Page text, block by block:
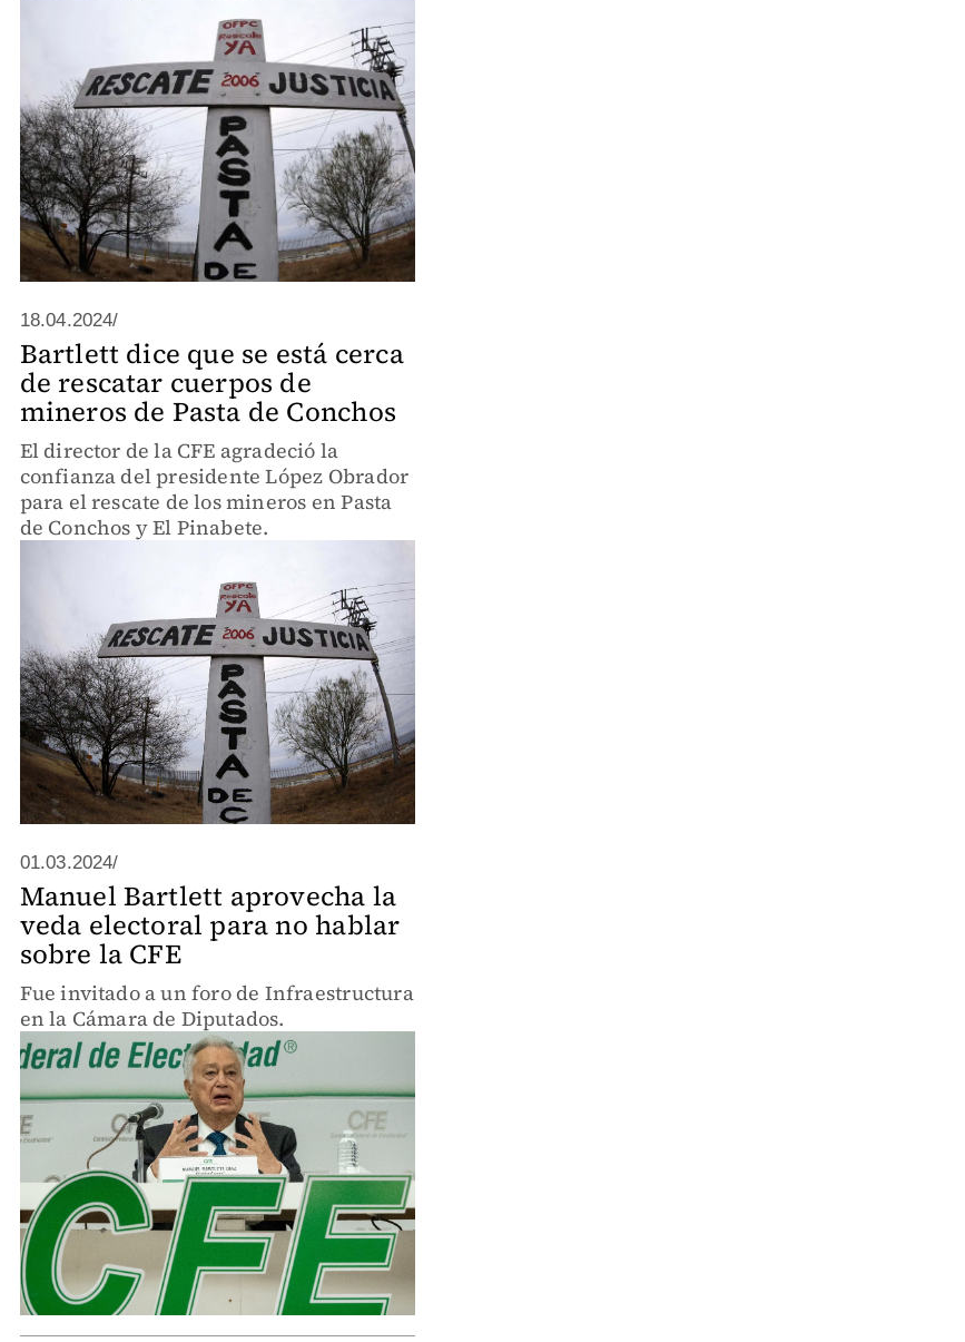
18.04.2024/
Bartlett dice que se está cerca
de rescatar cuerpos de
mineros de Pasta de Conchos
El director de la CFE agradeció la
confianza del presidente López Obrador
para el rescate de los mineros en Pasta
de Conchos y El Pinabete.
01.03.2024/
Manuel Bartlett aprovecha la
veda electoral para no hablar
sobre la CFE
Fue invitado a un foro de Infraestructura
en la Cámara de Diputados.